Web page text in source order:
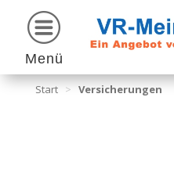
Menü
Start > Versicherungen